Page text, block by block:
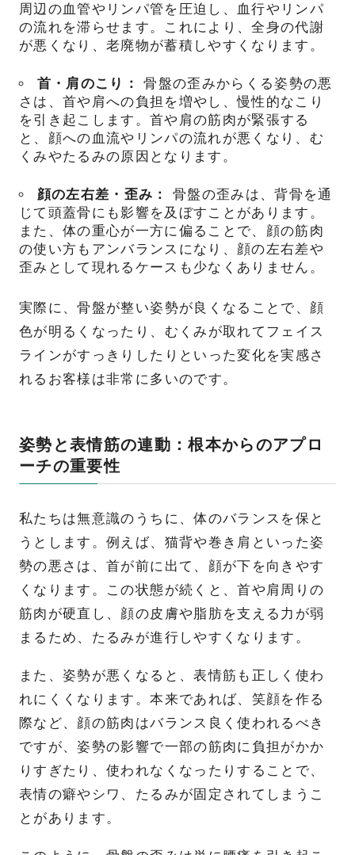
周辺の血管やリンパ管を圧迫し、血行やリンパ
の流れを滞らせます。これにより、全身の代謝
が悪くなり、老廃物が蓄積しやすくなります。
首・肩のこり：
骨盤の歪みからくる姿勢の悪
さは、首や肩への負担を増やし、慢性的なこり
を引き起こします。首や肩の筋肉が緊張する
と、顔への血流やリンパの流れが悪くなり、む
くみやたるみの原因となります。
顔の左右差・歪み：
骨盤の歪みは、背骨を通
じて頭蓋骨にも影響を及ぼすことがあります。
また、体の重心が一方に偏ることで、顔の筋肉
の使い方もアンバランスになり、顔の左右差や
歪みとして現れるケースも少なくありません。
実際に、骨盤が整い姿勢が良くなることで、顔
色が明るくなったり、むくみが取れてフェイス
ラインがすっきりしたりといった変化を実感さ
れるお客様は非常に多いのです。
姿勢と表情筋の連動：根本からのアプロ
ーチの重要性
私たちは無意識のうちに、体のバランスを保と
うとします。例えば、猫背や巻き肩といった姿
勢の悪さは、首が前に出て、顔が下を向きやす
くなります。この状態が続くと、首や肩周りの
筋肉が硬直し、顔の皮膚や脂肪を支える力が弱
まるため、たるみが進行しやすくなります。
また、姿勢が悪くなると、表情筋も正しく使わ
れにくくなります。本来であれば、笑顔を作る
際など、顔の筋肉はバランス良く使われるべき
ですが、姿勢の影響で一部の筋肉に負担がかか
りすぎたり、使われなくなったりすることで、
表情の癖やシワ、たるみが固定されてしまうこ
とがあります。